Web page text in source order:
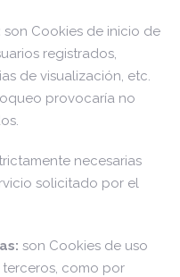
son Cookies de inicio de
registrados,
de visualización, etc.
provocaría no
necesarias
solicitado por el
son Cookies de uso
como por